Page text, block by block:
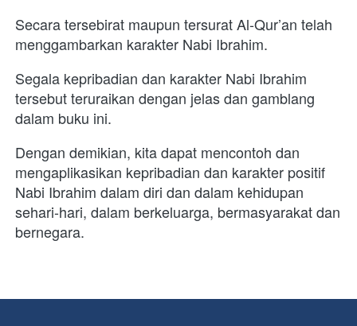
Secara tersebirat maupun tersurat Al-Qur’an telah
menggambarkan karakter Nabi Ibrahim.
Segala kepribadian dan karakter Nabi Ibrahim
tersebut teruraikan dengan jelas dan gamblang
dalam buku ini.
Dengan demikian, kita dapat mencontoh dan
mengaplikasikan kepribadian dan karakter positif
Nabi Ibrahim dalam diri dan dalam kehidupan
sehari-hari, dalam berkeluarga, bermasyarakat dan
bernegara.